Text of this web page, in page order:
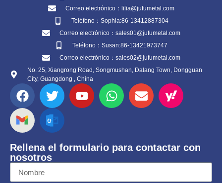
Correo electrónico：lilia@jufumetal.com
Teléfono：Sophia:86-13412887304
Correo electrónico：sales01@jufumetal.com
Teléfono：Susan:86-13421973747
Correo electrónico：sales02@jufumetal.com
No. 25, Xiangrong Road, Songmushan, Dalang Town, Dongguan
City, Guangdong , China
Rellena el formulario para contactar con
nosotros